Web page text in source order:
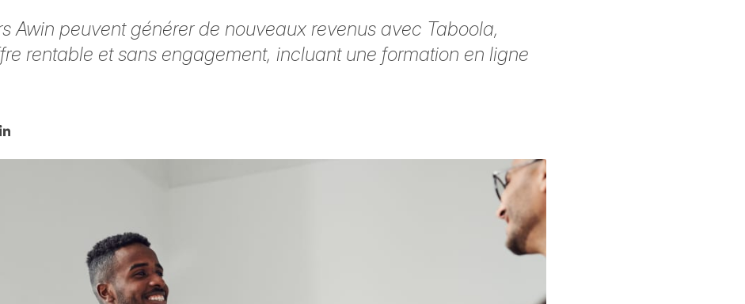
Awin peuvent générer de nouveaux revenus avec Taboola,
rentable et sans engagement, incluant une formation en ligne
Twitter
sur Facebook
Partager sur LinkedIn